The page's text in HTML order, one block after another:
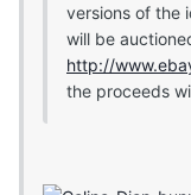
versions of the
will be
http://
the proceeds